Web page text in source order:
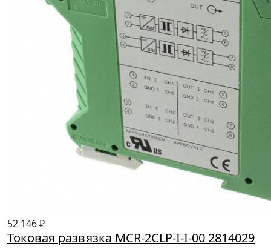
52 146 ₽
Токовая развязка MCR-2CLP-I-I-00 2814029